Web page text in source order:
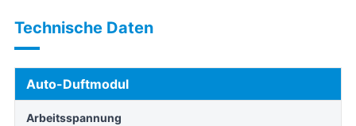
Technische Daten
Auto-Duftmodul
Arbeitsspannung